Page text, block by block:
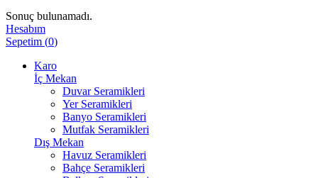
Sonuç bulunamadı.
Hesabım
Sepetim (0)
Karo
İç Mekan
Duvar Seramikleri
Yer Seramikleri
Banyo Seramikleri
Mutfak Seramikleri
Dış Mekan
Havuz Seramikleri
Bahçe Seramikleri